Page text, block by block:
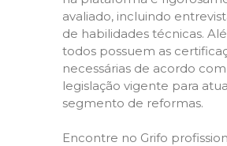
avaliado, incluindo
de habilidades técnicas.
todos possuem as
necessárias de acordo
legislação vigente para
segmento de reformas.
Encontre no Grifo